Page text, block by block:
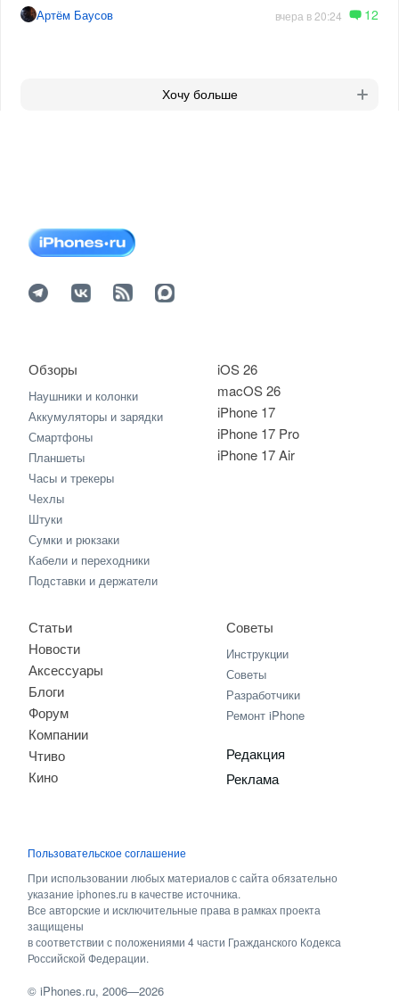
Артём Баусов вчера в 20:24 12
Хочу больше
iOS 26
macOS 26
iPhone 17
iPhone 17 Pro
iPhone 17 Air
Обзоры
Наушники и колонки
Аккумуляторы и зарядки
Смартфоны
Планшеты
Часы и трекеры
Чехлы
Штуки
Сумки и рюкзаки
Кабели и переходники
Подставки и держатели
Статьи
Новости
Аксессуары
Блоги
Форум
Компании
Чтиво
Кино
Советы
Инструкции
Советы
Разработчики
Ремонт iPhone
Редакция
Реклама
Пользовательское соглашение
При использовании любых материалов с сайта обязательно
указание iphones.ru в качестве источника.
Все авторские и исключительные права в рамках проекта
защищены
в соответствии с положениями 4 части Гражданского Кодекса
Российской Федерации.
©iPhones.ru, 2006—2026